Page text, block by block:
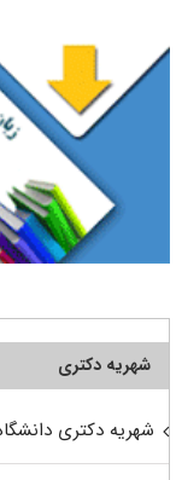
شهریه دکتری
شهریه دکتری